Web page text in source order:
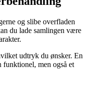
og slibe overfladen
du lade samlingen være
udtryk du ønsker. En
men også et